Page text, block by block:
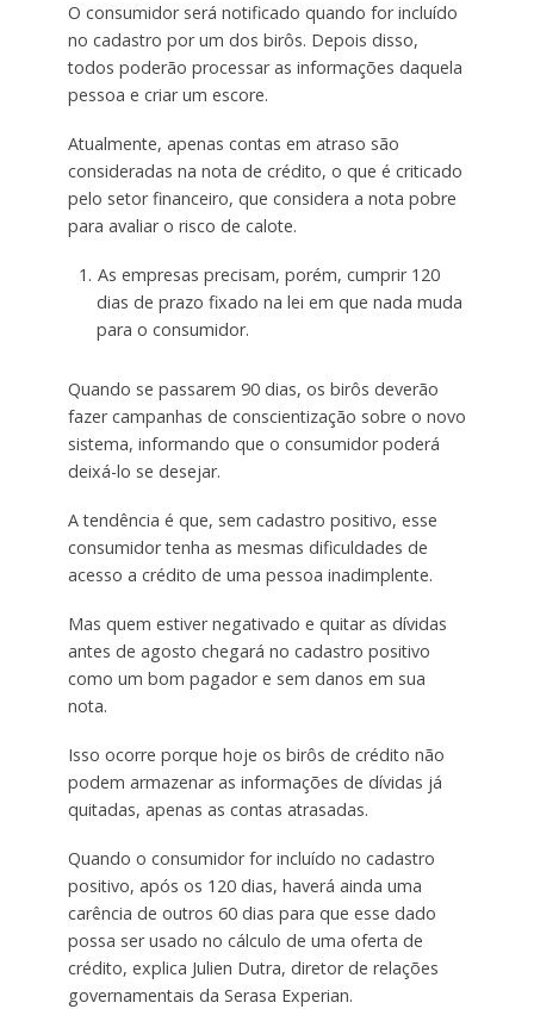
O consumidor será notificado quando for incluído
no cadastro por um dos birôs. Depois disso,
todos poderão processar as informações daquela
pessoa e criar um escore.
Atualmente, apenas contas em atraso são
consideradas na nota de crédito, o que é criticado
pelo setor financeiro, que considera a nota pobre
para avaliar o risco de calote.
As empresas precisam, porém, cumprir 120
dias de prazo fixado na lei em que nada muda
para o consumidor.
Quando se passarem 90 dias, os birôs deverão
fazer campanhas de conscientização sobre o novo
sistema, informando que o consumidor poderá
deixá-lo se desejar.
A tendência é que, sem cadastro positivo, esse
consumidor tenha as mesmas dificuldades de
acesso a crédito de uma pessoa inadimplente.
Mas quem estiver negativado e quitar as dívidas
antes de agosto chegará no cadastro positivo
como um bom pagador e sem danos em sua
nota.
Isso ocorre porque hoje os birôs de crédito não
podem armazenar as informações de dívidas já
quitadas, apenas as contas atrasadas.
Quando o consumidor for incluído no cadastro
positivo, após os 120 dias, haverá ainda uma
carência de outros 60 dias para que esse dado
possa ser usado no cálculo de uma oferta de
crédito, explica Julien Dutra, diretor de relações
governamentais da Serasa Experian.